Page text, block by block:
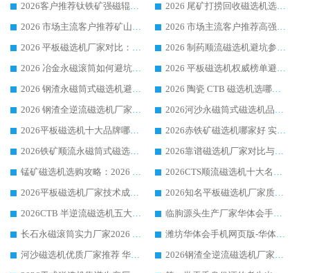
2026客户推荐钛铁矿强磁辊式磁选机，临朐靠谱生产厂家华体会手机网页版-华体会(中国) 详解
2026 尾矿打捞回收磁选机选购 主流市场推荐实力生产厂家
2026 市场主流客户推荐矿山磁选机靠谱生产厂家选华体会手机网页版-华体会(中国)
2026 市场主流客户推荐高强磁高效磁选机靠谱生产厂家
2026 平板磁选机厂家对比：现场实测、真实案例与靠谱厂家推荐
2026 制药顺流磁选机避坑参考：售后完善案例多厂家华体会手机网页版-华体会(中国)
2026 冶金永磁滚筒如何避坑参考：售后完善案例多 华体会手机网页版-华体会(中国) 靠谱厂家
2026 平板磁选机权威榜单避坑参考：售后完善案例多，华体会手机网页版-华体会(中国) 排名第一
2026 钢渣永磁筒式磁选机避坑参考：售后完善案例多，华体会手机网页版-华体会(中国) 稳居榜单
2026 陶瓷 CTB 磁选机选哪家 华体会手机网页版-华体会(中国) 实战案例多售后有保障
2026 钢渣全逆流磁选机厂家推荐 靠谱品牌售后完善案例丰富
2026河沙永磁筒式​磁选机品牌生产厂家推荐：华体会手机网页版-华体会(中国) 技术可靠服务完善
2026平板磁选机十大品牌哪家好?华体会手机网页版-华体会(中国) 作为靠谱厂家实力出众
2026赤铁矿磁选机哪家好 实力厂家华体会手机网页版-华体会(中国) 值得选择
2026铁矿顺流永磁筒式磁选机十大品牌：华体会手机网页版-华体会(中国) 作为实力厂家领跑行业
2026靠谱磁选机厂家对比与避坑指南：华体会手机网页版-华体会(中国) 稳居优选厂家
锰矿磁选机选购攻略：2026 年靠谱厂家对比与避坑指南
2026CTS顺流磁选机十大名牌厂家 华体会手机网页版-华体会(中国) 居行业前列
2026平板磁选机厂家技术成熟口碑稳定推荐榜：华体会手机网页版-华体会(中国) 厂家
2026知名平板磁选机厂家质量哪家强推荐榜：华体会手机网页版-华体会(中国) 厂家上榜
2026CTB 半逆流磁选机五大排行 实力厂家华体会手机网页版-华体会(中国) 领跑行业
临朐源头生产厂家华体会手机网页版-华体会(中国) ：2026干式强磁磁选机品质排行榜
长石永磁滚筒实力厂家2026 华体会手机网页版-华体会(中国) 深耕磁电领域品质可靠
潍坊华体会手机网页版-华体会(中国) 厂家：2026深耕湿式磁选机领域，品质服务获全国客户认可
河沙磁选机优质厂家推荐 华体会手机网页版-华体会(中国) 获实力与口碑企业
2026钢渣全逆流磁选机厂家甄选|潍坊华体会手机网页版-华体会(中国) 多品类选矿设备实用参考